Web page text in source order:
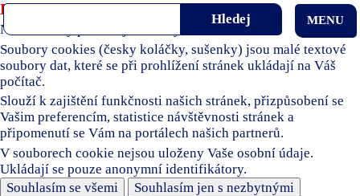
Používáme soubory cookies
Naše stránky používají soubory cookies.
Soubory cookies (česky koláčky, sušenky) jsou malé textové
soubory dat, které se při prohlížení stránek ukládají na Váš
počítač.
Slouží k zajištění funkčnosti našich stránek, přizpůsobení se
Vašim preferencím, statistice návštěvnosti stránek a
připomenutí se Vám na portálech našich partnerů.
V souborech cookie nejsou uloženy Vaše osobní údaje.
Ukládají se pouze anonymní identifikátory.
Souhlasím se všemi
Souhlasím jen s nezbytnými
MENU